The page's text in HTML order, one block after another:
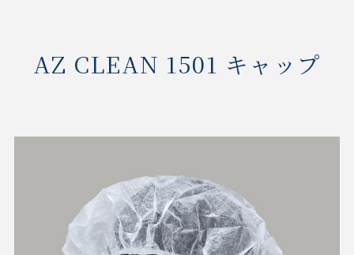
AZ CLEAN 1501 キャップ